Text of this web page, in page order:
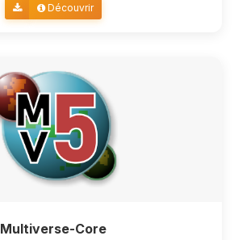
Découvrir
Multiverse-Core